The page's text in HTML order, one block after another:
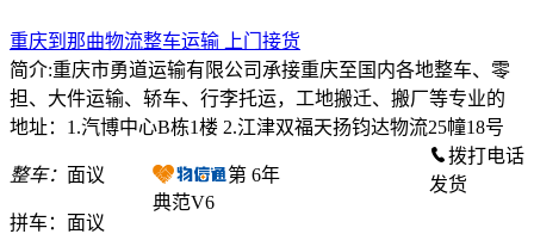
重庆到那曲物流整车运输 上门接货
简介:重庆市勇道运输有限公司承接重庆至国内各地整车、零
担、大件运输、轿车、行李托运，工地搬迁、搬厂等专业的
地址：1.汽博中心B栋1楼 2.江津双福天扬钧达物流25幢18号
整车： 面议
拼车： 面议
第 6年
典范V6
拨打电话
发货